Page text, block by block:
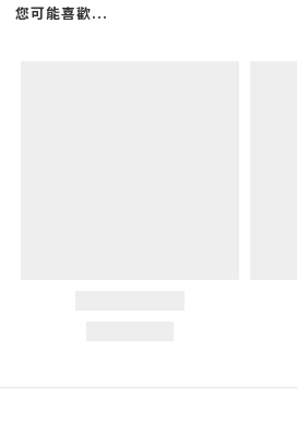
您可能喜歡...